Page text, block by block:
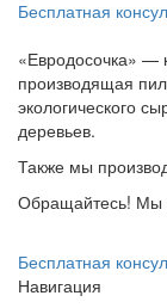
Бесплатная
«Евродосочка» —
производящая
экологического
деревьев.
Также мы
Обращайтесь! Мы
Бесплатная
Навигация